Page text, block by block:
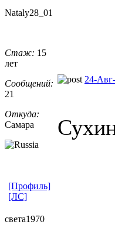
Nataly28_01
Стаж: 15
лет
Сообщений:
21
Откуда:
Самара
24-
[Профиль]
[ЛС]
света1970